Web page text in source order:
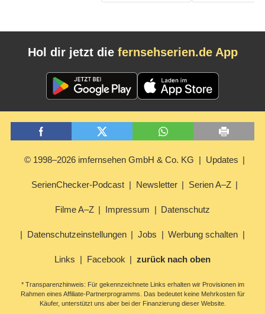
Hol dir jetzt die fernsehserien.de App
© 1998–2026 imfernsehen GmbH & Co. KG Updates
SerienChecker-Podcast Newsletter Serien A–Z
Filme A–Z Impressum Datenschutz
Datenschutzeinstellungen Jobs Werbung schalten
Links Facebook zurück nach oben
* Transparenzhinweis: Für gekennzeichnete Links erhalten wir Provisionen im
Rahmen eines Affiliate-Partnerprogramms. Das bedeutet keine Mehrkosten für
Käufer, unterstützt uns aber bei der Finanzierung dieser Website.